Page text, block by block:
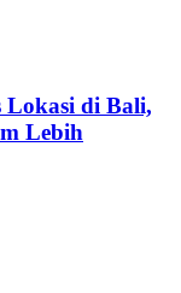
Lokasi di Bali,
Lebih